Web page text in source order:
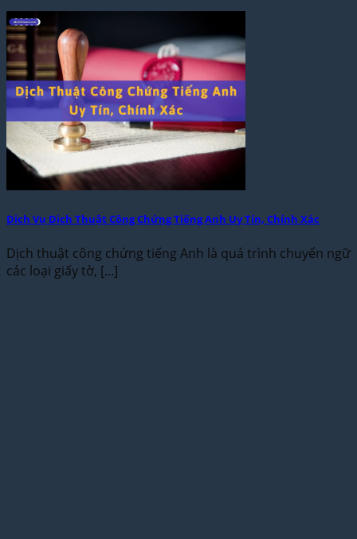
Dịch Vụ Dịch Thuật Công Chứng Tiếng Anh Uy Tín, Chính Xác
Dịch thuật công chứng tiếng Anh là quá trình chuyển ngữ
các loại giấy tờ, [...]